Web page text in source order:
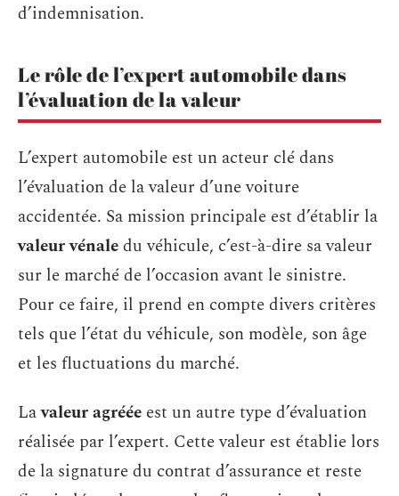
d’indemnisation.
Le rôle de l’expert automobile dans
l’évaluation de la valeur
L’expert automobile est un acteur clé dans
l’évaluation de la valeur d’une voiture
accidentée. Sa mission principale est d’établir la
valeur vénaledu véhicule, c’est-à-dire sa valeur
sur le marché de l’occasion avant le sinistre.
Pour ce faire, il prend en compte divers critères
tels que l’état du véhicule, son modèle, son âge
et les fluctuations du marché.
Lavaleur agréée est un autre type d’évaluation
réalisée par l’expert. Cette valeur est établie lors
de la signature du contrat d’assurance et reste